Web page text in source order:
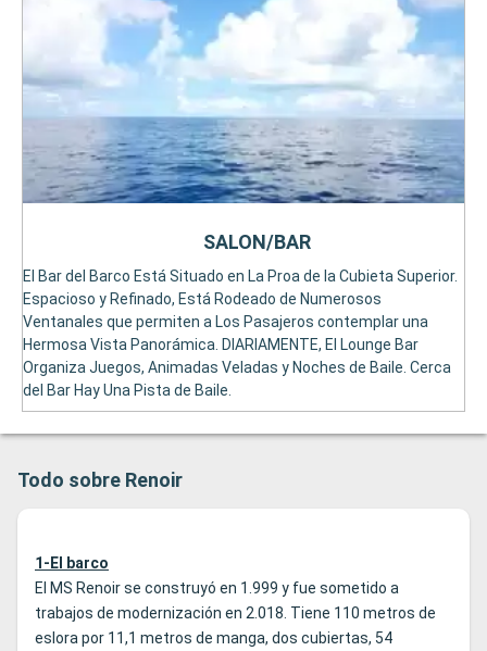
El Bar del Barco Está Situado en La Proa de la Cubieta Superior.
Espacioso y Refinado, Está Rodeado de Numerosos
Ventanales que permiten a Los Pasajeros contemplar una
Hermosa Vista Panorámica. DIARIAMENTE, El Lounge Bar
Organiza Juegos, Animadas Veladas y Noches de Baile. Cerca
del Bar Hay Una Pista de Baile.
SALON/BAR
Todo sobre Renoir
1-El barco
El MS Renoir se construyó en 1.999 y fue sometido a
trabajos de modernización en 2.018. Tiene 110 metros de
eslora por 11,1 metros de manga, dos cubiertas, 54